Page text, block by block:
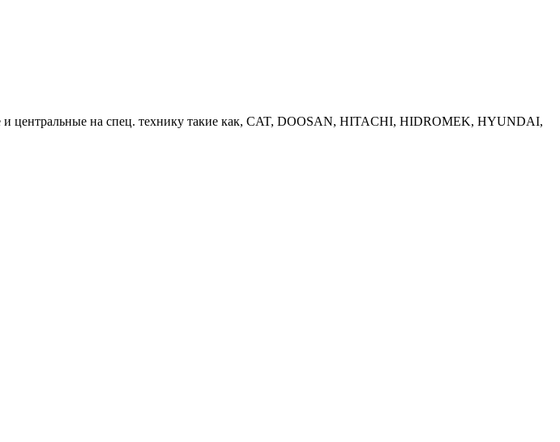
и центральные на спец. технику такие как, CAT, DOOSAN, HITACHI, HIDROMEK, HYUNDAI,